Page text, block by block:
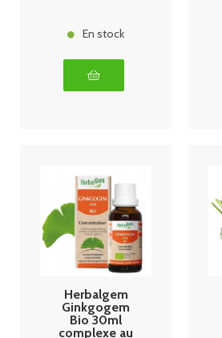
En stock
Herbalgem
Ginkgogem
Bio 30ml
complexe au